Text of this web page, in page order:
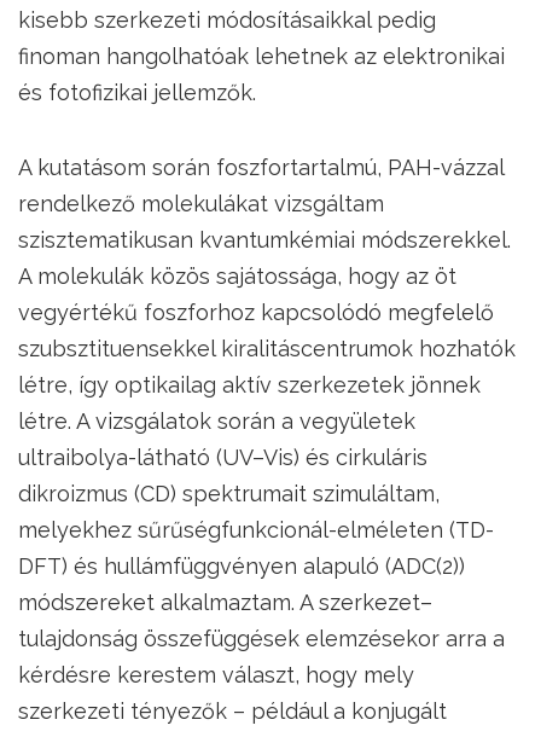
kisebb szerkezeti módosításaikkal pedig
finoman hangolhatóak lehetnek az elektronikai
és fotofizikai jellemzők.
A kutatásom során foszfortartalmú, PAH-vázzal
rendelkező molekulákat vizsgáltam
szisztematikusan kvantumkémiai módszerekkel.
A molekulák közös sajátossága, hogy az öt
vegyértékű foszforhoz kapcsolódó megfelelő
szubsztituensekkel kiralitáscentrumok hozhatók
létre, így optikailag aktív szerkezetek jönnek
létre. A vizsgálatok során a vegyületek
ultraibolya-látható (UV–Vis) és cirkuláris
dikroizmus (CD) spektrumait szimuláltam,
melyekhez sűrűségfunkcionál-elméleten (TD-
DFT) és hullámfüggvényen alapuló (ADC(2))
módszereket alkalmaztam. A szerkezet–
tulajdonság összefüggések elemzésekor arra a
kérdésre kerestem választ, hogy mely
szerkezeti tényezők – például a konjugált